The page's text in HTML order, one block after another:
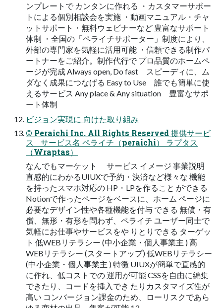
ンプレートで カンタンに作れる ・カスタマーサポー
トによる個別相談会を実施 ・動画マニュアル・チャ
ットサポート・無料ウェビナーなど 豊富なサポート
体制 ・全国の「ペライチサポーター」制度により、
外部の専門家を気軽に活用可能 ・信頼できる制作パ
ートナーをご紹介。制作代行で プロ品質のホームペ
ージが完成 Always open, Do fast スピーディに、ム
ダなく成果につなげる Easy to Use 誰でも簡単に使
えるサービス Any place & Any situation 豊富なサポ
ート体制
ビジョン実現に 向けた取り組み
© Peraichi Inc. All Rights Reserved 提供サービ
ス サービス名 ペライチ（peraichi） ラプタス
（Wraptas）
なんでもマーケット サービス イメージ 事業説明
直感的にわかるUIUXで予約・決済など様々な 機能
を持ったスマホ対応の HP・LPを作ること ができる
Notionで作ったページをベースに、ホーム ページに
必要なデザイン性や各種機能を付与 できる 無償・有
償、無形・有形を問わず、ペライチ ユーザー同士で
気軽にお仕事やサービスをや りとりできる ターゲッ
ト 低WEBリテラシー (中小企業・個人事業主 ) 高
WEBリテラシー (スタートアップ) 低WEBリテラシー
(中小企業・個人事業主 ) 特徴 UIUXが簡単で直感的
に作れ、低コストでの 運用が可能 CSSを自由に編集
できたり、コードを挿入でき たりカスタマイズ性が
高い コンバージョン課金のため、ローリスクであら